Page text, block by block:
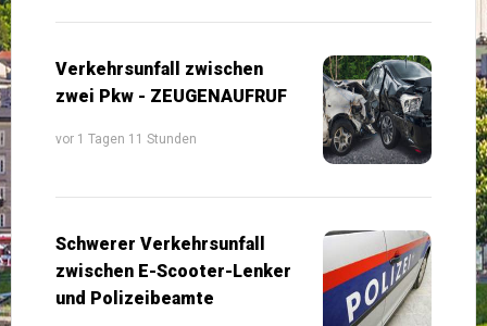
Verkehrsunfall zwischen
zwei Pkw - ZEUGENAUFRUF
vor 1 Tagen 11 Stunden
Schwerer Verkehrsunfall
zwischen E-Scooter-Lenker
und Polizeibeamte